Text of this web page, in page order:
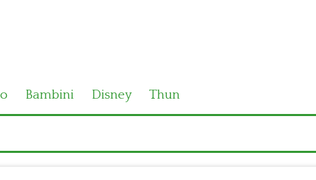
Bambini Disney Thun